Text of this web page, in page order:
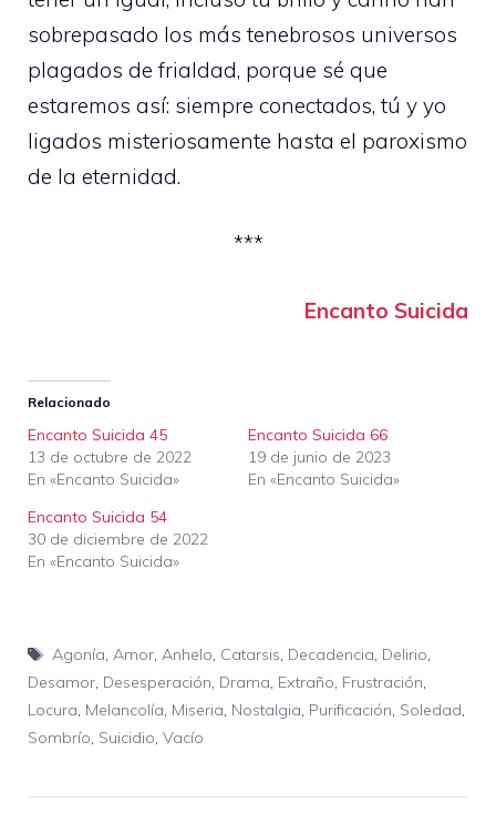
sobrepasado los más tenebrosos universos
plagados de frialdad, porque sé que
estaremos así: siempre conectados, tú y yo
ligados misteriosamente hasta el paroxismo
de la eternidad.
***
Encanto Suicida
Relacionado
Encanto Suicida 45
13 de octubre de 2022
En «Encanto Suicida»
Encanto Suicida 66
19 de junio de 2023
En «Encanto Suicida»
Encanto Suicida 54
30 de diciembre de 2022
En «Encanto Suicida»
Etiquetas
Agonía, Amor, Anhelo, Catarsis, Decadencia, Delirio,
Desamor, Desesperación, Drama, Extraño, Frustración,
Locura, Melancolía, Miseria, Nostalgia, Purificación, Soledad,
Sombrío, Suicidio, Vacío